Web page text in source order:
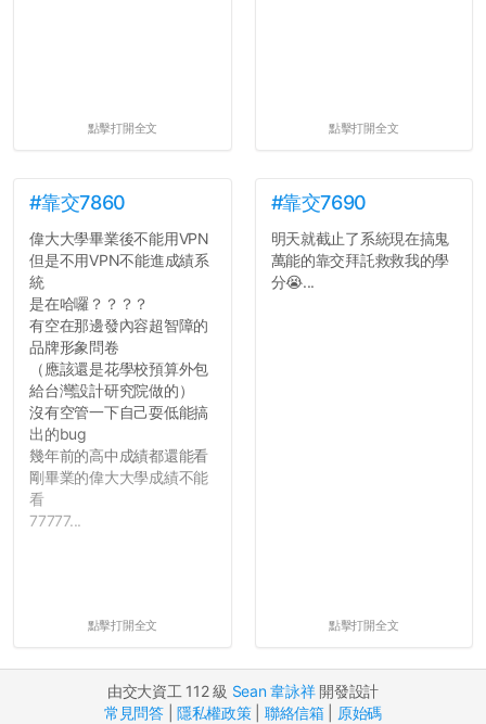
點擊打開全文 點擊打開全文
#靠交7860
偉大大學畢業後不能用VPN
但是不用VPN不能進成績系
統
是在哈囉？？？？
有空在那邊發內容超智障的
品牌形象問卷
（應該還是花學校預算外包
給台灣設計研究院做的）
沒有空管一下自己耍低能搞
出的bug
幾年前的高中成績都還能看
剛畢業的偉大大學成績不能
看
77777...
點擊打開全文
#靠交7690
明天就截止了系統現在搞鬼
萬能的靠交拜託救救我的學
分😭...
點擊打開全文
由交大資工 112 級 Sean 韋詠祥開發設計
常見問答|隱私權政策| 聯絡信箱| 原始碼